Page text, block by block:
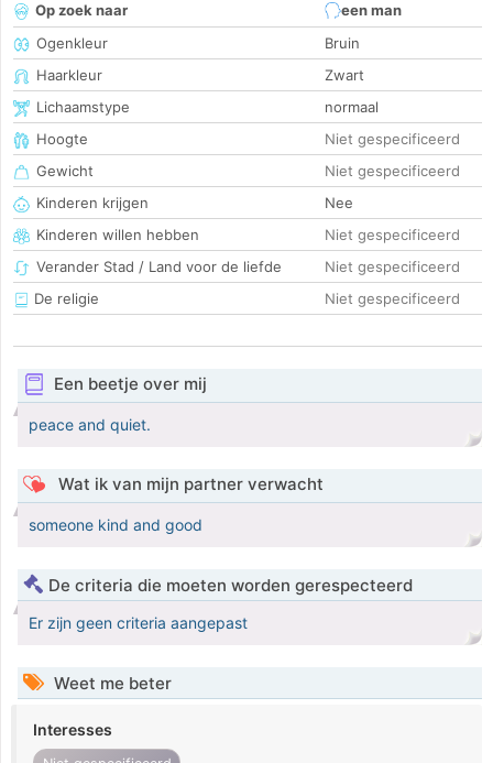
Op zoek naar
een man
Ogenkleur
Bruin
Haarkleur
Zwart
Lichaamstype
normaal
Hoogte
Niet gespecificeerd
Gewicht
Niet gespecificeerd
Kinderen krijgen
Nee
Kinderen willen hebben
Niet gespecificeerd
Verander Stad / Land voor de liefde
Niet gespecificeerd
De religie
Niet gespecificeerd
Een beetje over mij
peace and quiet.
Wat ik van mijn partner verwacht
someone kind and good
De criteria die moeten worden gerespecteerd
Er zijn geen criteria aangepast
Weet me beter
Interesses